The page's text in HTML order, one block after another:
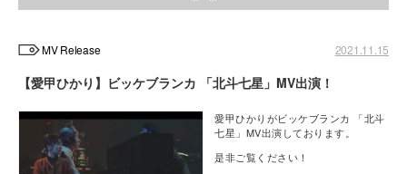
MV Release 2021.11.15
【愛甲ひかり】ビッケブランカ 「北斗七星」MV出演！
愛甲ひかりがビッケブランカ 「北斗
七星」MV出演しております。
是非ご覧ください！